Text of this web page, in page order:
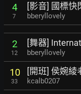
4
7
[影音] 國標快
bberyllovely
2
12
[舞器]
bberyllovely
10
33
[開班] 侯婉
kcalb0207